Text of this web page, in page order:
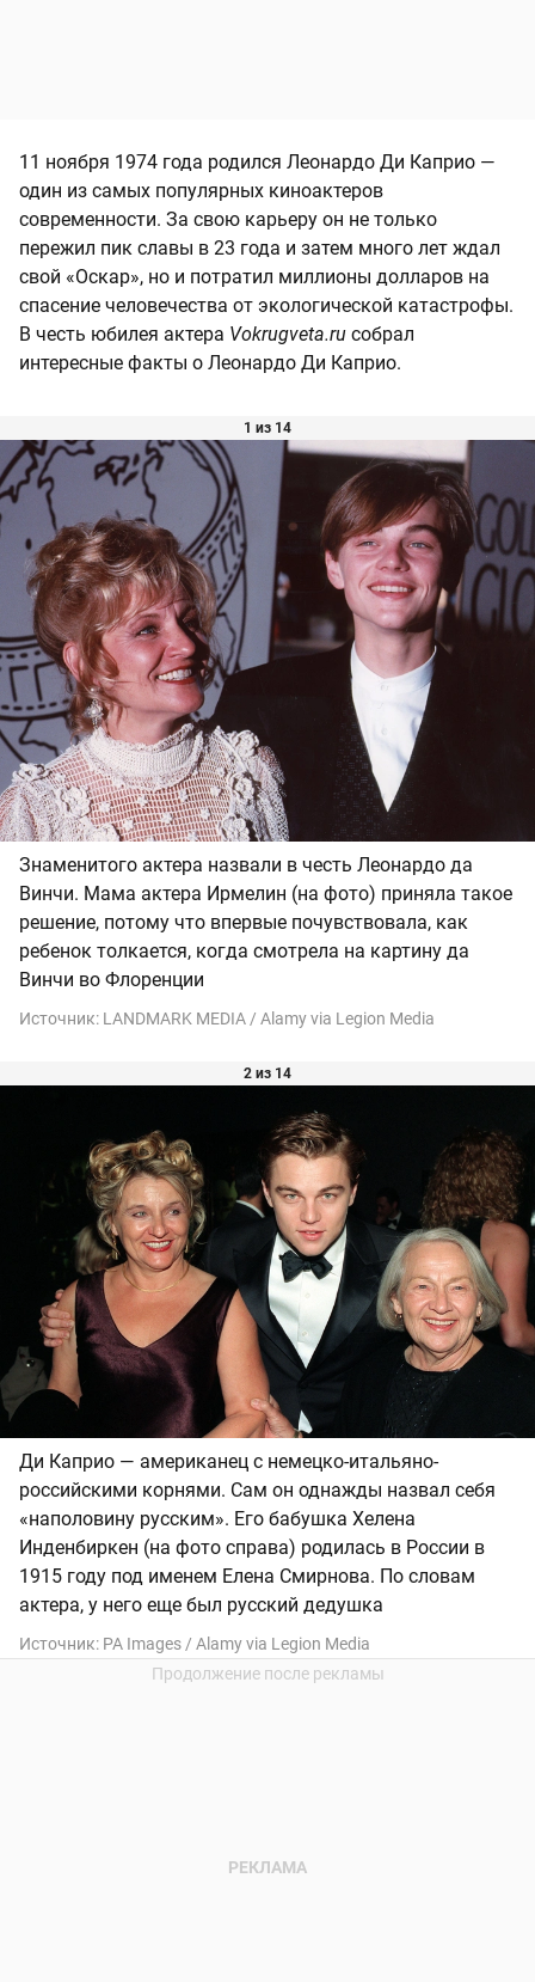
11 ноября 1974 года родился Леонардо Ди Каприо —
один из самых популярных киноактеров
современности. За свою карьеру он не только
пережил пик славы в 23 года и затем много лет ждал
свой «Оскар», но и потратил миллионы долларов на
спасение человечества от экологической катастрофы.
В честь юбилея актера Vokrugveta.ru собрал
интересные факты о Леонардо Ди Каприо.
1 из 14
Знаменитого актера назвали в честь Леонардо да
Винчи. Мама актера Ирмелин (на фото) приняла такое
решение, потому что впервые почувствовала, как
ребенок толкается, когда смотрела на картину да
Винчи во Флоренции
Источник: LANDMARK MEDIA / Alamy via Legion Media
2 из 14
Ди Каприо — американец с немецко-итальяно-
российскими корнями. Сам он однажды назвал себя
«наполовину русским». Его бабушка Хелена
Инденбиркен (на фото справа) родилась в России в
1915 году под именем Елена Смирнова. По словам
актера, у него еще был русский дедушка
Источник: PA Images / Alamy via Legion Media